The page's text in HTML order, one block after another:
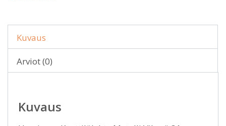
Kuvaus
Arviot (0)
Kuvaus